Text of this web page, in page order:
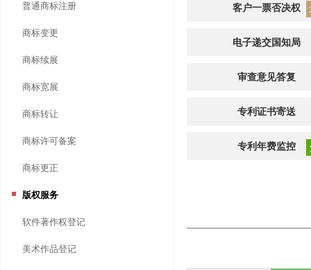
普通商标注册
商标变更
商标续展
商标宽展
商标转让
商标许可备案
商标更正
版权服务
软件著作权登记
美术作品登记
客户一票否决权
电子递交国知局
审查意见答复
专利证书寄送
专利年费监控